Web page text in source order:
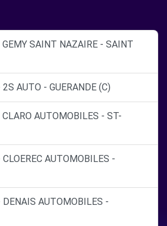
SAINT NAZAIRE - SAINT
AUTO - GUERANDE (C)
AUTOMOBILES - ST-
AUTOMOBILES -
AUTOMOBILES -